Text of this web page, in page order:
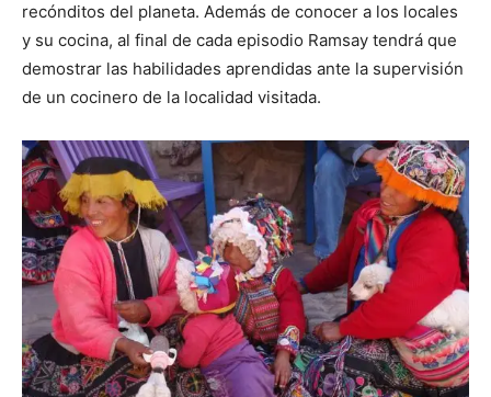
recónditos del planeta. Además de conocer a los locales
y su cocina, al final de cada episodio Ramsay tendrá que
demostrar las habilidades aprendidas ante la supervisión
de un cocinero de la localidad visitada.